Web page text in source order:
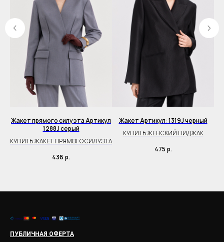
Жакет прямого силуэта Артикул
1288J серый
КУПИТЬ ЖАКЕТ ПРЯМОГО СИЛУЭТА
436 р.
Жакет Артикул: 1319J черный
КУПИТЬ ЖЕНСКИЙ ПИДЖАК
475 р.
ПУБЛИЧНАЯ ОФЕРТА